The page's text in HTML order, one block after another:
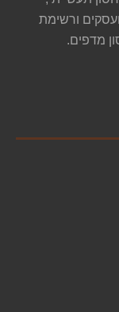
ורשימת
מדפים.